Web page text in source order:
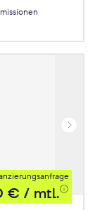
€ / mtl.